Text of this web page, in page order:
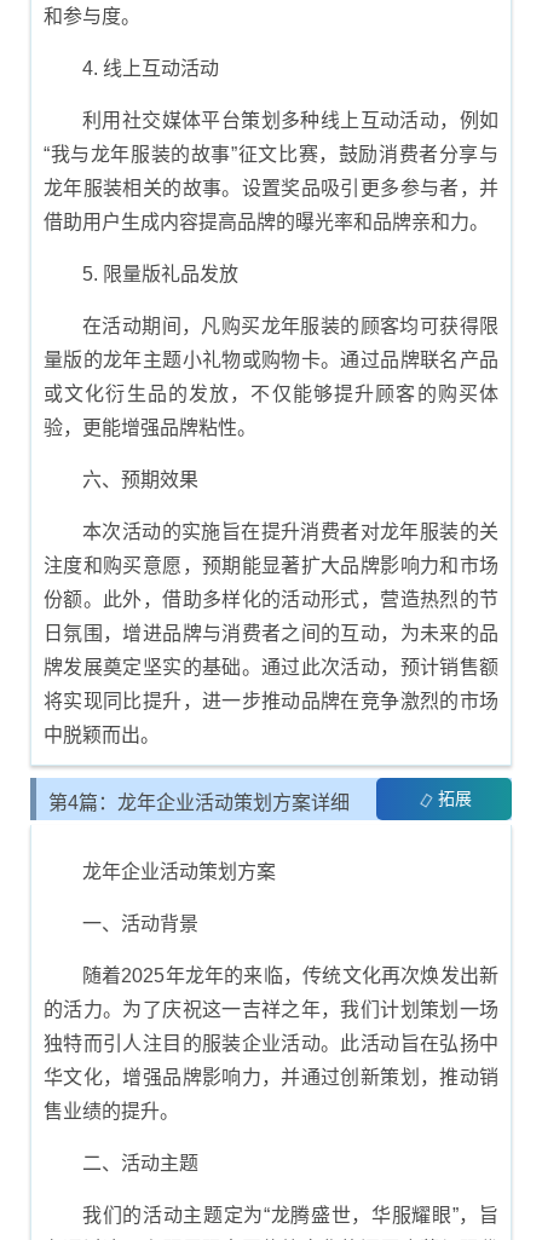
和参与度。
4. 线上互动活动
利用社交媒体平台策划多种线上互动活动，例如
“我与龙年服装的故事”征文比赛，鼓励消费者分享与
龙年服装相关的故事。设置奖品吸引更多参与者，并
借助用户生成内容提高品牌的曝光率和品牌亲和力。
5. 限量版礼品发放
在活动期间，凡购买龙年服装的顾客均可获得限
量版的龙年主题小礼物或购物卡。通过品牌联名产品
或文化衍生品的发放，不仅能够提升顾客的购买体
验，更能增强品牌粘性。
六、预期效果
本次活动的实施旨在提升消费者对龙年服装的关
注度和购买意愿，预期能显著扩大品牌影响力和市场
份额。此外，借助多样化的活动形式，营造热烈的节
日氛围，增进品牌与消费者之间的互动，为未来的品
牌发展奠定坚实的基础。通过此次活动，预计销售额
将实现同比提升，进一步推动品牌在竞争激烈的市场
中脱颖而出。
第4篇：龙年企业活动策划方案详细 拓展
龙年企业活动策划方案
一、活动背景
随着2025年龙年的来临，传统文化再次焕发出新
的活力。为了庆祝这一吉祥之年，我们计划策划一场
独特而引人注目的服装企业活动。此活动旨在弘扬中
华文化，增强品牌影响力，并通过创新策划，推动销
售业绩的提升。
二、活动主题
我们的活动主题定为“龙腾盛世，华服耀眼”，旨